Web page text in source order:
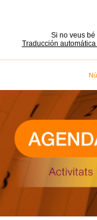
Si no veus
Traducción